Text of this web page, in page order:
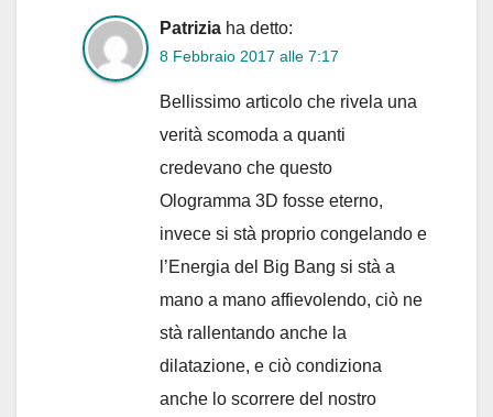
Patrizia ha detto:
8 Febbraio 2017 alle 7:17
Bellissimo articolo che rivela una
verità scomoda a quanti
credevano che questo
Ologramma 3D fosse eterno,
invece si stà proprio congelando e
l’Energia del Big Bang si stà a
mano a mano affievolendo, ciò ne
stà rallentando anche la
dilatazione, e ciò condiziona
anche lo scorrere del nostro